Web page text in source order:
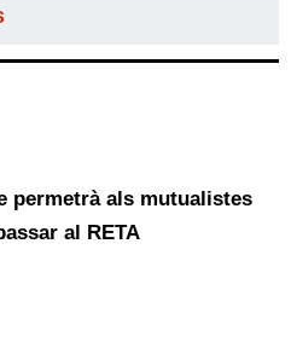
permetrà als mutualistes
al RETA